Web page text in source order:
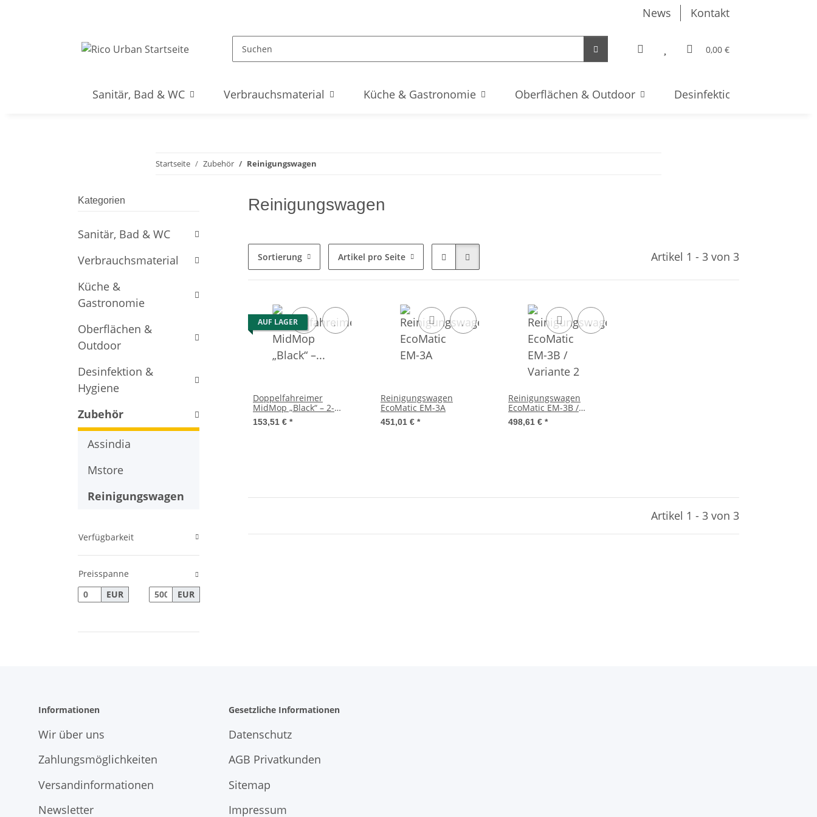
News Kontakt
0,00 €
Sanitär, Bad & WC Verbrauchsmaterial Küche & Gastronomie Oberflächen & Outdoor Desinfektion & Hygiene
Startseite Zubehör Reinigungswagen
Reinigungswagen
Sortierung Artikel pro Seite Artikel 1 - 3 von 3
AUF LAGER
Doppelfahreimer
MidMop „Black“ – 2-
Kammer
Reinigungssystem mit
153,51 € *
Reinigungswagen
EcoMatic EM-3A
451,01 € *
Reinigungswagen
EcoMatic EM-3B /
Variante 2
498,61 € *
Artikel 1 - 3 von 3
Kategorien
Sanitär, Bad & WC
Verbrauchsmaterial
Küche &
Gastronomie
Oberflächen &
Outdoor
Desinfektion &
Hygiene
Zubehör
Assindia
Mstore
Reinigungswagen
Verfügbarkeit
Preisspanne
EUR
EUR
Informationen
Wir über uns
Zahlungsmöglichkeiten
Versandinformationen
Newsletter
Gesetzliche Informationen
Datenschutz
AGB Privatkunden
Sitemap
Impressum